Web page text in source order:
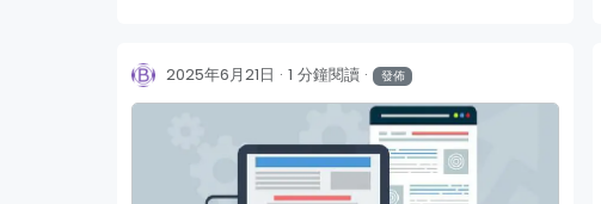
2025年6月21日 1 分鐘閱讀 發佈